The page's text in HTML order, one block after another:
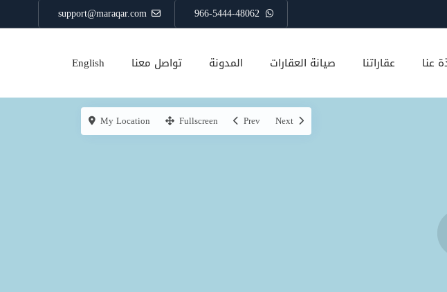
support@maraqar.com 966-5444-48062
عنا عقاراتنا صيانة العقارات المدونة تواصل معنا English
My Location Fullscreen Prev Next